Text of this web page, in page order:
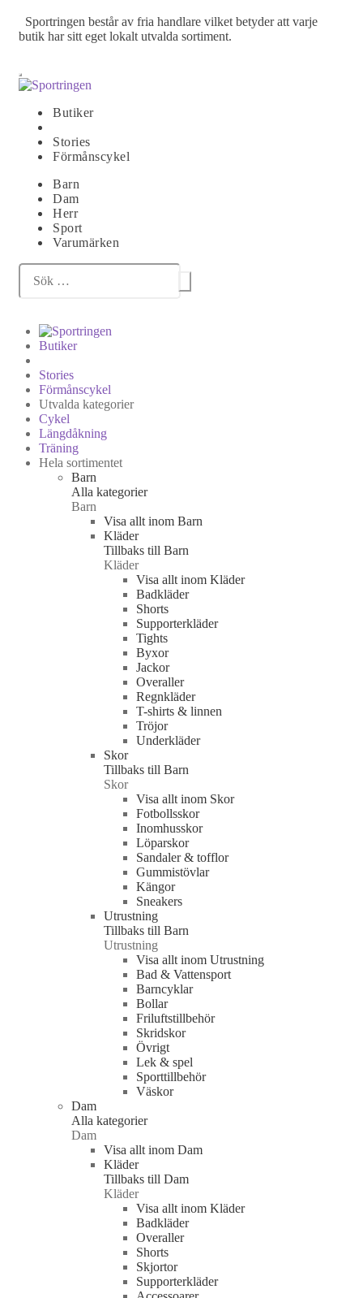
Sportringen består av fria handlare vilket betyder att varje
butik har sitt eget lokalt utvalda sortiment.
Butiker
Stories
Förmånscykel
Barn
Dam
Herr
Sport
Varumärken
Sök
efter:
Butiker
Stories
Förmånscykel
Utvalda kategorier
Cykel
Längdåkning
Träning
Hela sortimentet
Barn
Alla kategorier
Barn
Visa allt inom Barn
Kläder
Tillbaks till Barn
Kläder
Visa allt inom Kläder
Badkläder
Shorts
Supporterkläder
Tights
Byxor
Jackor
Overaller
Regnkläder
T-shirts & linnen
Tröjor
Underkläder
Skor
Tillbaks till Barn
Skor
Visa allt inom Skor
Fotbollsskor
Inomhusskor
Löparskor
Sandaler & tofflor
Gummistövlar
Kängor
Sneakers
Utrustning
Tillbaks till Barn
Utrustning
Visa allt inom Utrustning
Bad & Vattensport
Barncyklar
Bollar
Friluftstillbehör
Skridskor
Övrigt
Lek & spel
Sporttillbehör
Väskor
Dam
Alla kategorier
Dam
Visa allt inom Dam
Kläder
Tillbaks till Dam
Kläder
Visa allt inom Kläder
Badkläder
Overaller
Shorts
Skjortor
Supporterkläder